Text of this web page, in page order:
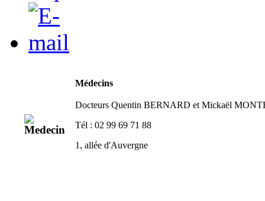
Médecins
Docteurs Quentin BERNARD et Mickaël
Tél : 02 99 69 71 88
1, allée d'Auvergne